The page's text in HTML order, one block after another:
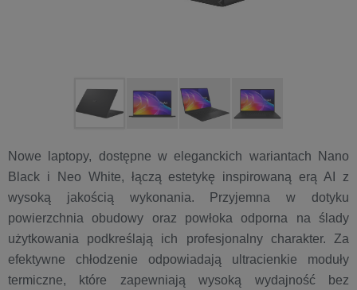
Nowe laptopy, dostępne w eleganckich wariantach Nano
Black i Neo White, łączą estetykę inspirowaną erą AI z
wysoką jakością wykonania. Przyjemna w dotyku
powierzchnia obudowy oraz powłoka odporna na ślady
użytkowania podkreślają ich profesjonalny charakter. Za
efektywne chłodzenie odpowiadają ultracienkie moduły
termiczne, które zapewniają wysoką wydajność bez